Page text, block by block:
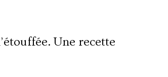
Une recette